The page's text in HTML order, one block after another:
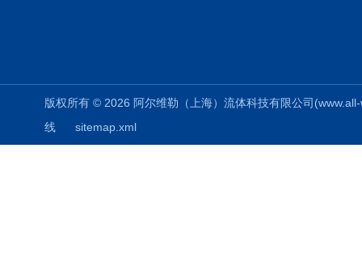
版权所有 © 2026 阿尔维勒（上海）流体科技有限公司
线
sitemap.xml